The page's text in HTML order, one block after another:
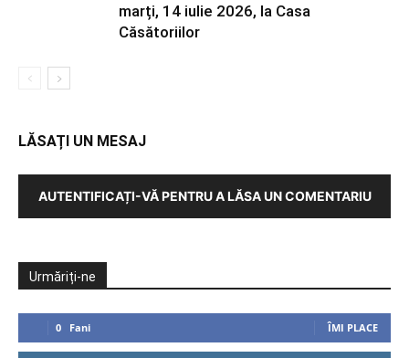
marți, 14 iulie 2026, la Casa
Căsătoriilor
LĂSAȚI UN MESAJ
AUTENTIFICAȚI-VĂ PENTRU A LĂSA UN COMENTARIU
Urmăriți-ne
0 Fani ÎMI PLACE